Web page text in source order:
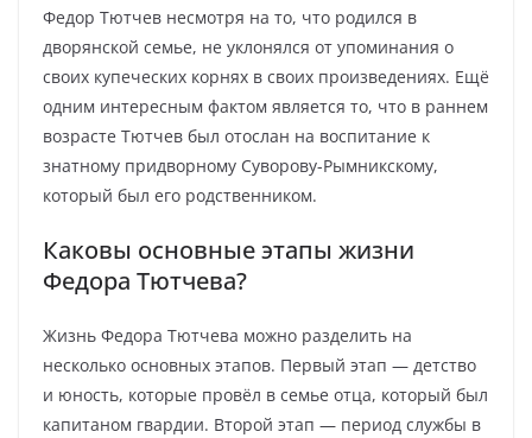
Федор Тютчев несмотря на то, что родился в
дворянской семье, не уклонялся от упоминания о
своих купеческих корнях в своих произведениях. Ещё
одним интересным фактом является то, что в раннем
возрасте Тютчев был отослан на воспитание к
знатному придворному Суворову-Рымникскому,
который был его родственником.
Каковы основные этапы жизни
Федора Тютчева?
Жизнь Федора Тютчева можно разделить на
несколько основных этапов. Первый этап — детство
и юность, которые провёл в семье отца, который был
капитаном гвардии. Второй этап — период службы в